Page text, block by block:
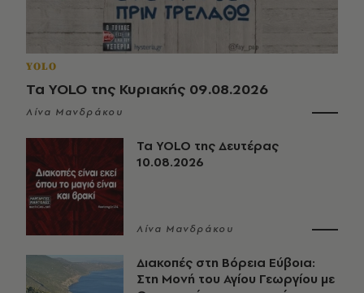
YOLO
Τα YOLO της Κυριακής 09.08.2026
Λίνα Μανδράκου
Τα YOLO της Δευτέρας
10.08.2026
Λίνα Μανδράκου
Διακοπές στη Βόρεια Εύβοια:
Στη Μονή του Αγίου Γεωργίου με